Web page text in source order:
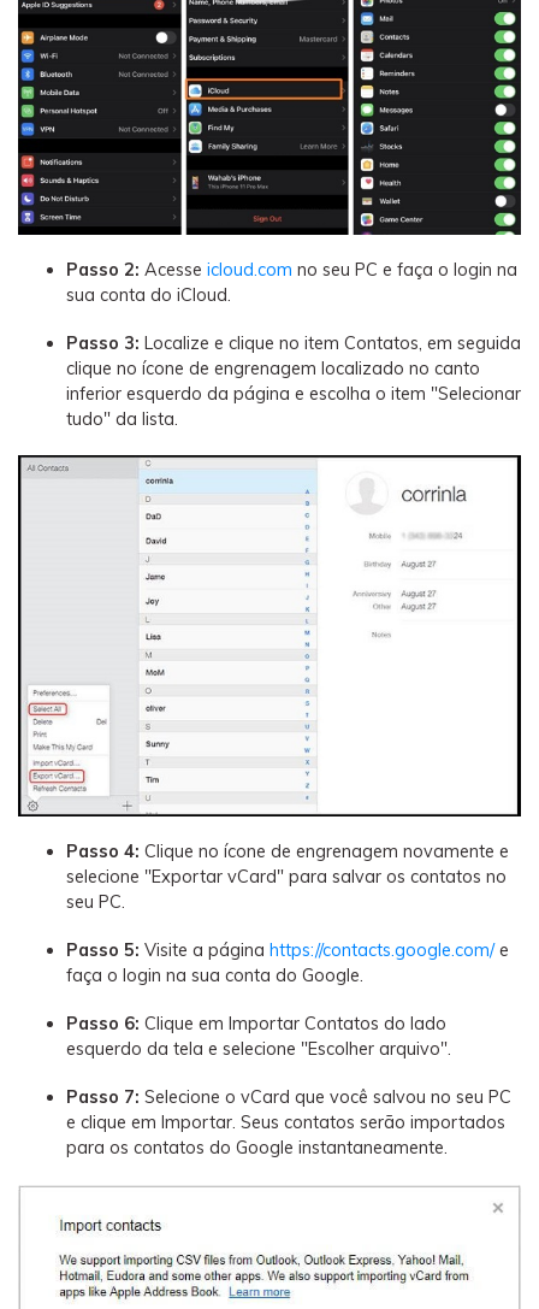
Passo 2: Acesse icloud.com no seu PC e faça o login na
sua conta do iCloud.
Passo 3: Localize e clique no item Contatos, em seguida
clique no ícone de engrenagem localizado no canto
inferior esquerdo da página e escolha o item "Selecionar
tudo" da lista.
Passo 4: Clique no ícone de engrenagem novamente e
selecione "Exportar vCard" para salvar os contatos no
seu PC.
Passo 5: Visite a página https://contacts.google.com/e
faça o login na sua conta do Google.
Passo 6: Clique em Importar Contatos do lado
esquerdo da tela e selecione "Escolher arquivo".
Passo 7: Selecione o vCard que você salvou no seu PC
e clique em Importar. Seus contatos serão importados
para os contatos do Google instantaneamente.